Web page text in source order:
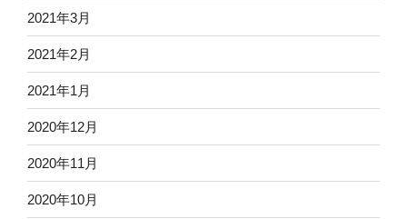
2021年3月
2021年2月
2021年1月
2020年12月
2020年11月
2020年10月